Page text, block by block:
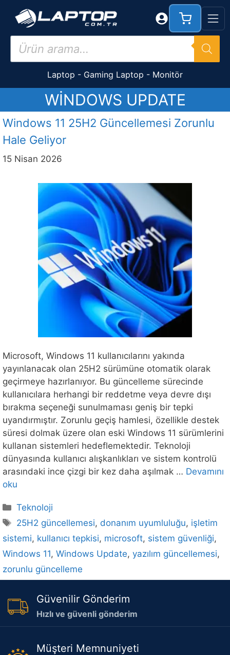
Products
search
Laptop - Gaming Laptop - Monitör
WINDOWS UPDATE
Windows 11 25H2 Güncellemesi Zorunlu
Hale Geliyor
15 Nisan 2026
Microsoft, Windows 11 kullanıcılarını yakında
yayınlanacak olan 25H2 sürümüne otomatik olarak
geçirmeye hazırlanıyor. Bu güncelleme sürecinde
kullanıcılara herhangi bir reddetme veya devre dışı
bırakma seçeneği sunulmaması geniş bir tepki
uyandırmıştır. Zorunlu geçiş hamlesi, özellikle destek
süresi dolmak üzere olan eski Windows 11 sürümlerini
kullanan sistemleri hedeflemektedir. Teknoloji
dünyasında kullanıcı alışkanlıkları ve sistem kontrolü
arasındaki ince çizgi bir kez daha aşılmak … Devamını
oku
Kategoriler
Teknoloji
Etiketler
25H2 güncellemesi, donanım uyumluluğu, işletim
sistemi, kullanıcı tepkisi, microsoft, sistem güvenliği,
Windows 11, Windows Update, yazılım güncellemesi,
zorunlu güncelleme
Güvenilir Gönderim
Hızlı ve güvenli gönderim
Müşteri Memnuniyeti